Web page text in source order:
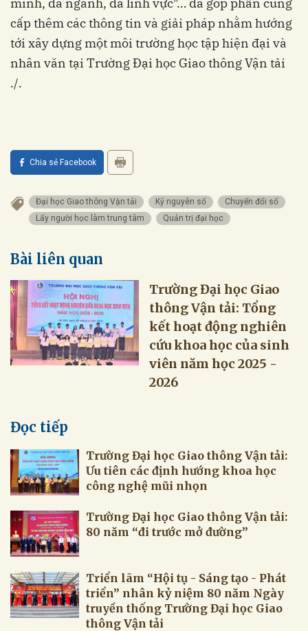
cấp thêm các thông tin và giải pháp nhằm hướng
tới xây dựng một môi trường học tập hiện đại và
nhân văn tại Trường Đại học Giao thông Vận tải
./.
Chia sẻ Facebook
Đại học Giao thông Vận tải Kỷ nguyên số
Chuyển đổi số
Lấy người học làm trung tâm
Quản trị đại học
Bài liên quan
Trường Đại học Giao
thông Vận tải: Tổng
kết hoạt động nghiên
cứu khoa học của sinh
viên năm học 2025 -
2026
Đọc tiếp
Trường Đại học Giao thông Vận tải:
Ưu tiên các định hướng khoa học
công nghệ mũi nhọn
Trường Đại học Giao thông Vận tải:
80 năm “đi trước mở đường”
Triển lãm “Hội tụ - Sáng tạo - Phát
triển” nhân kỷ niệm 80 năm Ngày
truyền thống Trường Đại học Giao
thông Vận tải